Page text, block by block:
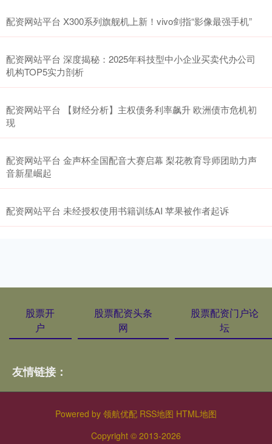
配资网站平台 X300系列旗舰机上新！vivo剑指“影像最强手机”
配资网站平台 深度揭秘：2025年科技型中小企业买卖代办公司
机构TOP5实力剖析
配资网站平台 【财经分析】主权债务利率飙升 欧洲债市危机初
现
配资网站平台 金声杯全国配音大赛启幕 梨花教育导师团助力声
音新星崛起
配资网站平台 未经授权使用书籍训练AI 苹果被作者起诉
股票开
户
股票配资头条
网
股票配资门户论
坛
友情链接：
Powered by 领航优配 RSS地图 HTML地图
Copyright © 2013-2026